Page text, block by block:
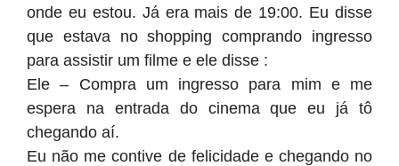
onde eu estou. Já era mais de 19:00. Eu disse
que estava no shopping comprando ingresso
para assistir um filme e ele disse :
Ele – Compra um ingresso para mim e me
espera na entrada do cinema que eu já tô
chegando aí.
Eu não me contive de felicidade e chegando no